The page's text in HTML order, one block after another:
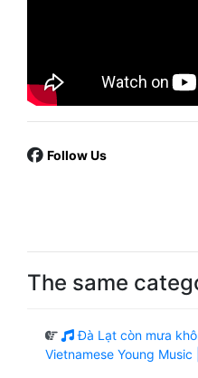
Follow Us
The same
Đà Lạt còn mưa
Vietnamese Young Music |